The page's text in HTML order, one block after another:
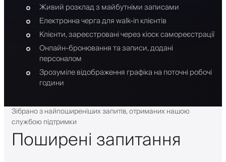
Живий розклад з майбутніми записами
Електронна черга для walk-in клієнтів
Клієнти, зареєстровані через кіоск самореєстрації
Онлайн-бронювання та записи, додані
персоналом
Зрозуміле відображення графіка на поточні робочі
години
Зібрано з найпоширеніших запитів, отриманих нашою
службою підтримки
Поширені запитання